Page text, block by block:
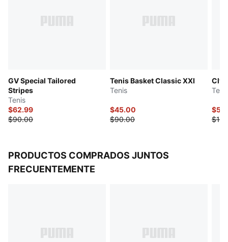
GV Special Tailored
Stripes
Tenis
$62.99
$90.00
Tenis Basket Classic XXI
Tenis
$45.00
$90.00
PRODUCTOS COMPRADOS JUNTOS
FRECUENTEMENTE